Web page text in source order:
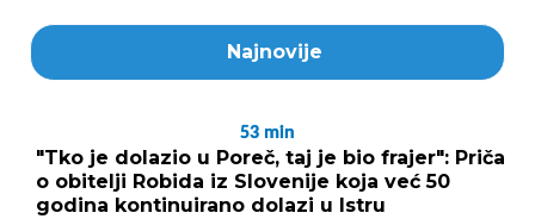
Najnovije
53 min
"Tko je dolazio u Poreč, taj je bio frajer": Priča
o obitelji Robida iz Slovenije koja već 50
godina kontinuirano dolazi u Istru